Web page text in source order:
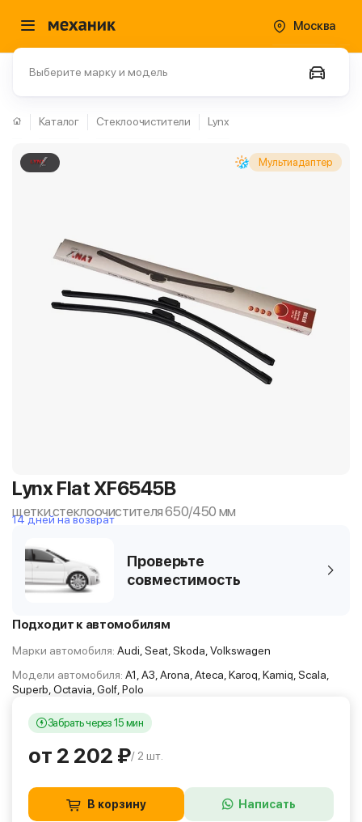
Москва
Выберите марку и модель
Каталог Стеклоочистители Lynx
Мультиадаптер
Lynx Flat XF6545B
щетки стеклоочистителя 650/450 мм
14 дней на возврат
Проверьте
совместимость
Подходит к автомобилям
Марки автомобиля: Audi, Seat, Skoda, Volkswagen
Модели автомобиля: A1, A3, Arona, Ateca, Karoq, Kamiq, Scala,
Superb, Octavia, Golf, Polo
Забрать через 15 мин
от 2 202 ₽/ 2 шт.
В корзину Написать